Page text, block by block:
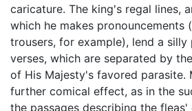
caricature. The king's regal lines,
which he makes pronouncements
trousers, for example), lend a
verses, which are separated by
of His Majesty's favored parasite.
further comical effect, as in the
the passages describing the